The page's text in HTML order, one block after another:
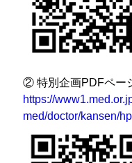
② 特別企画PDFペー
https://
med/doctor/kansen/